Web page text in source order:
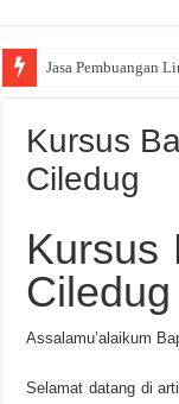
Jasa Pembuangan
Kursus
Ciledug
Kursus
Ciledug
Assalamu’alaikum
Selamat datang di